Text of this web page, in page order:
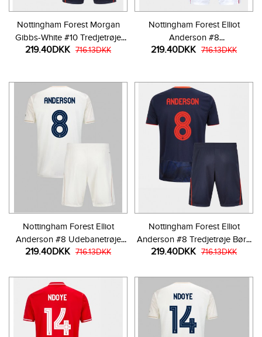
Nottingham Forest Morgan
Gibbs-White #10 Tredjetrøje
Børn 2025-26 Kortærmet (+
219.40DKK 716.13DKK
Nottingham Forest Elliot
Anderson #8
Hjemmebanetrøje Børn 2025-
219.40DKK 716.13DKK
Nottingham Forest Elliot
Anderson #8 Udebanetrøje
Børn 2025-26 Kortærmet (+
219.40DKK 716.13DKK
Nottingham Forest Elliot
Anderson #8 Tredjetrøje Børn
2025-26 Kortærmet (+ Korte
219.40DKK 716.13DKK